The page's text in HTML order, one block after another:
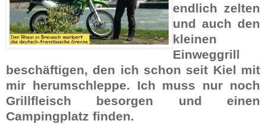
endlich zelten
und auch den
kleinen
Einweggrill
beschäftigen, den ich schon seit Kiel mit
mir herumschleppe. Ich muss nur noch
Grill­fleisch besorgen und einen
Campingplatz finden.